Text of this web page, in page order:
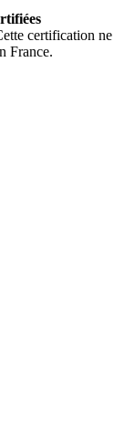
certification ne
France.